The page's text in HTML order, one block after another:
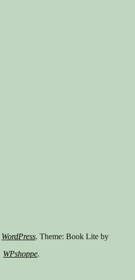
WordPress. Theme: Book Lite by
WPshoppe.